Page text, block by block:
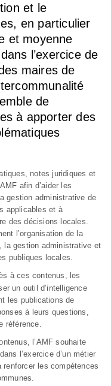
et le
en particulier
et moyenne
l’exercice de
maires de
de
à apporter des
notes juridiques et
afin d’aider les
gestion administrative de
applicables et à
des décisions locales.
l’organisation de la
la gestion administrative et
publiques locales.
à ces contenus, les
un outil d’intelligence
les publications de
à leurs questions,
référence.
l’AMF souhaite
l’exercice d’un métier
les compétences